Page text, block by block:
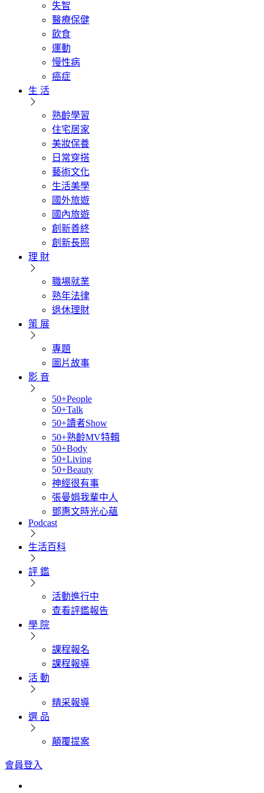
失智
醫療保健
飲食
運動
慢性病
癌症
生 活
熟齡學習
住宅居家
美妝保養
日常穿搭
藝術文化
生活美學
國外旅遊
國內旅遊
創新善終
創新長照
理 財
職場就業
熟年法律
退休理財
策 展
專題
圖片故事
影 音
50+People
50+Talk
50+讀者Show
50+熟齡MV特輯
50+Body
50+Living
50+Beauty
神經很有事
張曼娟我輩中人
鄧惠文時光心蘊
Podcast
生活百科
評 鑑
活動進行中
查看評鑑報告
學 院
課程報名
課程報導
活 動
精采報導
選 品
顛覆提案
會員登入